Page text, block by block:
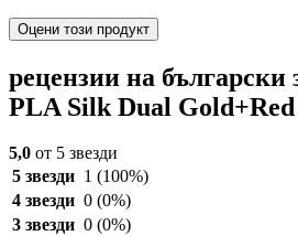
Оцени този продукт
рецензии на
PLA Silk Dual Gold+Red
5,0 от 5 звезди
5 звезди 1 (100%)
4 звезди 0 (0%)
3 звезди 0 (0%)